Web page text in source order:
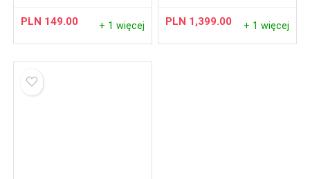
PLN 149.00 + 1 więcej PLN 1,399.00 + 1 więcej